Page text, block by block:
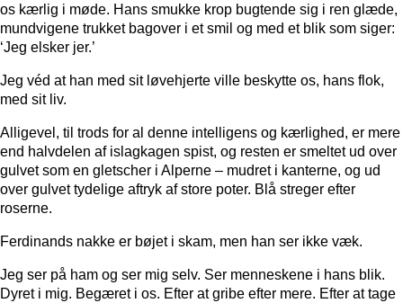
os kærlig i møde. Hans smukke krop bugtende sig i ren glæde,
mundvigene trukket bagover i et smil og med et blik som siger:
‘Jeg elsker jer.’
Jeg véd at han med sit løvehjerte ville beskytte os, hans flok,
med sit liv.
Alligevel, til trods for al denne intelligens og kærlighed, er mere
end halvdelen af islagkagen spist, og resten er smeltet ud over
gulvet som en gletscher i Alperne – mudret i kanterne, og ud
over gulvet tydelige aftryk af store poter. Blå streger efter
roserne.
Ferdinands nakke er bøjet i skam, men han ser ikke væk.
Jeg ser på ham og ser mig selv. Ser menneskene i hans blik.
Dyret i mig. Begæret i os. Efter at gribe efter mere. Efter at tage